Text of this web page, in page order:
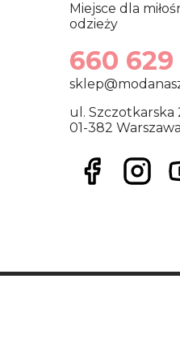
Miejsce dla
odzieży
660
ul. Szczotkarska
01-382 Warszawa